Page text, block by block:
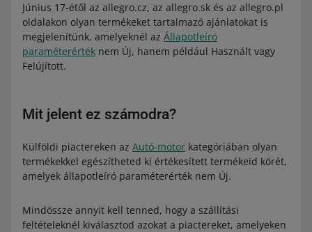
Június 17-étől az allegro.cz, az allegro.sk és az allegro.pl
oldalakon olyan termékeket tartalmazó ajánlatokat is
megjelenítünk, amelyeknél az Állapotleíró
paraméterérték nem Új, hanem például Használt vagy
Felújított.
Mit jelent ez számodra?
Külföldi piactereken az Autó-motor kategóriában olyan
termékekkel egészítheted ki értékesített termékeid körét,
amelyek állapotleíró paraméterérték nem Új.
Mindössze annyit kell tenned, hogy a szállítási
feltételeknél kiválasztod azokat a piactereket, amelyeken